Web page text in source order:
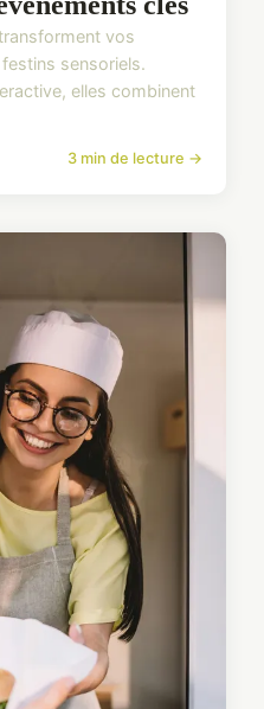
vos
sensoriels.
elles combinent
3 min de lecture →